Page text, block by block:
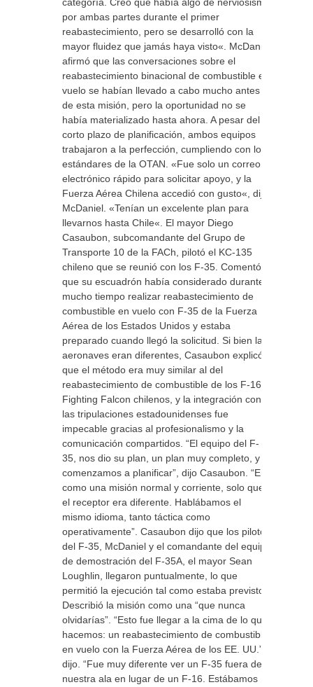
por ambas partes durante el primer
reabastecimiento, pero se desarrolló con la
mayor fluidez que jamás haya visto«. McDaniel
afirmó que las conversaciones sobre el
reabastecimiento binacional de combustible en
vuelo se habían llevado a cabo mucho antes
de esta misión, pero la oportunidad no se
había materializado hasta ahora. A pesar del
corto plazo de planificación, ambos equipos
trabajaron a la perfección, cumpliendo con los
estándares de la OTAN. «Fue solo un correo
electrónico rápido para solicitar apoyo, y la
Fuerza Aérea Chilena accedió con gusto«, dijo
McDaniel. «Tenían un excelente plan para
llevarnos hasta Chile«. El mayor Diego
Casaubon, subcomandante del Grupo de
Transporte 10 de la FACh, pilotó el KC-135
chileno que se reunió con los F-35. Comentó
que su escuadrón había considerado durante
mucho tiempo realizar reabastecimiento de
combustible en vuelo con F-35 de la Fuerza
Aérea de los Estados Unidos y estaba
preparado cuando llegó la solicitud. Si bien las
aeronaves eran diferentes, Casaubon explicó
que el método era muy similar al del
reabastecimiento de combustible de los F-16
Fighting Falcon chilenos, y la integración con
las tripulaciones estadounidenses fue
impecable gracias al profesionalismo y la
comunicación compartidos. “El equipo del F-
35, nos dio su plan, un plan muy completo, y
comenzamos a planificar”, dijo Casaubon. “Era
como una misión normal y corriente, solo que
el receptor era diferente. Hablábamos el
mismo idioma, tanto táctica como
operativamente”. Casaubon dijo que los pilotos
del F-35, McDaniel y el comandante del equipo
de demostración del F-35A, el mayor Sean
Loughlin, llegaron puntualmente, lo que
permitió la ejecución tal como estaba previsto.
Describió la misión como una “que nunca
olvidarías”. “Esto fue llegar a la cima de lo que
hacemos: un reabastecimiento de combustible
en vuelo con la Fuerza Aérea de los EE. UU.”,
dijo. “Fue muy diferente ver un F-35 fuera de
nuestra ala en lugar de un F-16. Estábamos